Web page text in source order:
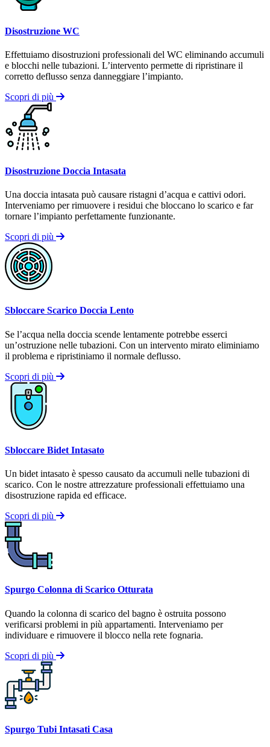
Disostruzione WC
Effettuiamo disostruzioni professionali del WC eliminando accumuli
e blocchi nelle tubazioni. L’intervento permette di ripristinare il
corretto deflusso senza danneggiare l’impianto.
Scopri di più
Disostruzione Doccia Intasata
Una doccia intasata può causare ristagni d’acqua e cattivi odori.
Interveniamo per rimuovere i residui che bloccano lo scarico e far
tornare l’impianto perfettamente funzionante.
Scopri di più
Sbloccare Scarico Doccia Lento
Se l’acqua nella doccia scende lentamente potrebbe esserci
un’ostruzione nelle tubazioni. Con un intervento mirato eliminiamo
il problema e ripristiniamo il normale deflusso.
Scopri di più
Sbloccare Bidet Intasato
Un bidet intasato è spesso causato da accumuli nelle tubazioni di
scarico. Con le nostre attrezzature professionali effettuiamo una
disostruzione rapida ed efficace.
Scopri di più
Spurgo Colonna di Scarico Otturata
Quando la colonna di scarico del bagno è ostruita possono
verificarsi problemi in più appartamenti. Interveniamo per
individuare e rimuovere il blocco nella rete fognaria.
Scopri di più
Spurgo Tubi Intasati Casa